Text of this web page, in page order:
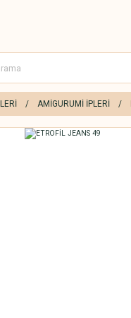
AMİGURUMİ İPLERİ